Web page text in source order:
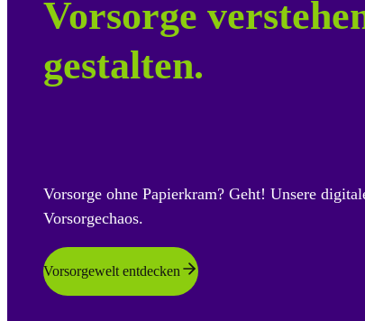
Vorsorge
gestalten.
Vorsorge ohne Papierkram? Geht! Unsere
Vorsorgechaos.
Vorsorgewelt entdecken